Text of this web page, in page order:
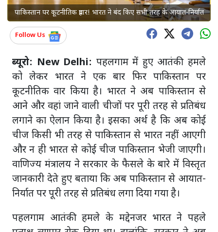
पाकिस्तान पर कूटनीतिक प्रहार! भारत ने बंद किए सभी तरह के आयात-निर्यात
Follow Us
ब्यूरो: New Delhi: पहलगाम में हुए आतंकी हमले
को लेकर भारत ने एक बार फिर पाकिस्तान पर
कूटनीतिक वार किया है। भारत ने अब पाकिस्तान से
आने और वहां जाने वाली चीजों पर पूरी तरह से प्रतिबंध
लगाने का ऐलान किया है। इसका अर्थ है कि अब कोई
चीज किसी भी तरह से पाकिस्तान से भारत नहीं आएगी
और न ही भारत से कोई चीज पाकिस्तान भेजी जाएगी।
वाणिज्य मंत्रालय ने सरकार के फैसले के बारे में विस्तृत
जानकारी देते हुए बताया कि अब पाकिस्तान से आयात-
निर्यात पर पूरी तरह से प्रतिबंध लगा दिया गया है।
पहलगाम आतंकी हमले के मद्देनजर भारत ने पहले